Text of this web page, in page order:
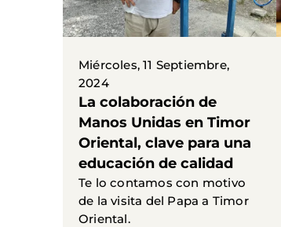
Miércoles, 11 Septiembre,
2024
La colaboración de
Manos Unidas en Timor
Oriental, clave para una
educación de calidad
Te lo contamos con motivo
de la visita del Papa a Timor
Oriental.